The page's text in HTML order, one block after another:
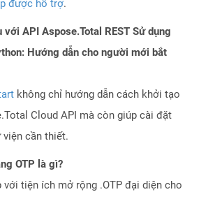
được hỗ trợ.
với API Aspose.Total REST Sử dụng
Hướng dẫn cho người mới bắt
không chỉ hướng dẫn cách khởi tạo
Cloud API mà còn giúp cài đặt
cần thiết.
OTP là gì?
với tiện ích mở rộng .OTP đại diện cho